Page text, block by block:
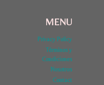
MENU
Privacy Policy
Términos y
Condiciones
Nosotros
Contact